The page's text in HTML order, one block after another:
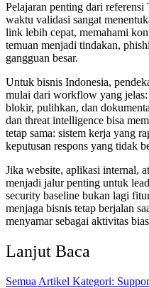
Pelajaran penting dari
waktu validasi sangat
link lebih cepat, memahami
temuan menjadi tindakan,
gangguan besar.
Untuk bisnis Indonesia,
mulai dari workflow yang
blokir, pulihkan, dan
dan threat intelligence bisa
tetap sama: sistem kerja yang
keputusan respons yang tidak
Jika website, aplikasi internal,
menjadi jalur penting untuk
security baseline bukan lagi
menjaga bisnis tetap berjalan
menyamar sebagai aktivitas
Lanjut Baca
Semua Artikel Kategori: